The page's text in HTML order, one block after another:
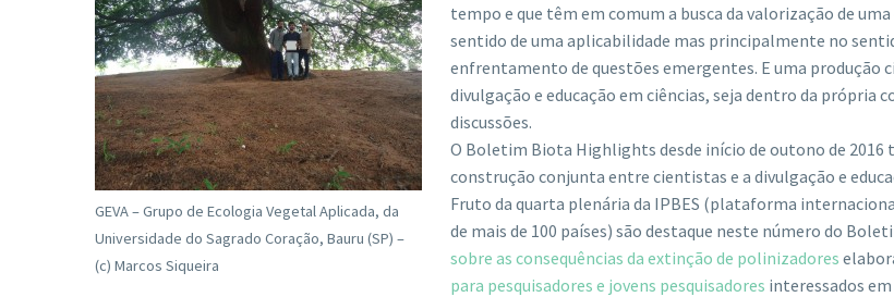
GEVA – Grupo de Ecologia Vegetal Aplicada, da
Universidade do Sagrado Coração, Bauru (SP) –
(c) Marcos Siqueira
tempo e que têm em comum a busca da valorização de
sentido de uma aplicabilidade mas principalmente no
enfrentamento de questões emergentes. E uma produção
divulgação e educação em ciências, seja dentro da própria
discussões.
O Boletim Biota Highlights desde início de outono de
construção conjunta entre cientistas e a divulgação e
Fruto da quarta plenária da IPBES (plataforma
de mais de 100 países) são destaque neste número do
sobre as consequências da extinção de polinizadores
para pesquisadores e jovens pesquisadores interessados